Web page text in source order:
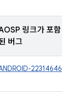
링크가 포함
버그
22314646